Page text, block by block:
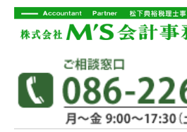
会社概要
業務案内